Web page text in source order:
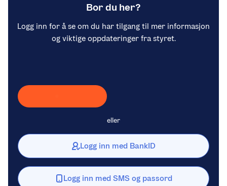
Bor du her?
Logg inn for å se om du har tilgang til mer informasjon
og viktige oppdateringer fra styret.
eller
Logg inn med BankID
Logg inn med SMS og passord